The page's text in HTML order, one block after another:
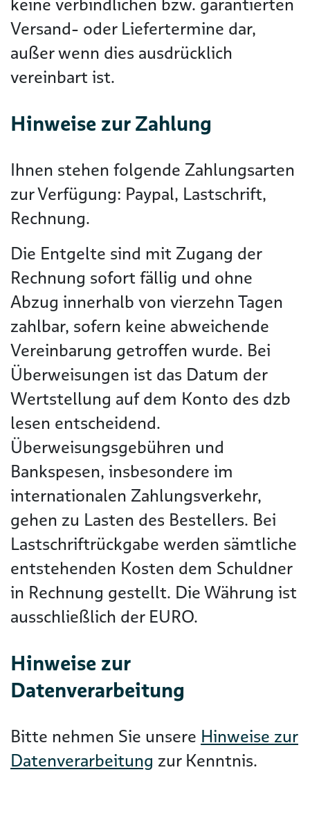
Versand- oder Liefertermine dar,
außer wenn dies ausdrücklich
vereinbart ist.
Hinweise zur Zahlung
Ihnen stehen folgende Zahlungsarten
zur Verfügung: Paypal, Lastschrift,
Rechnung.
Die Entgelte sind mit Zugang der
Rechnung sofort fällig und ohne
Abzug innerhalb von vierzehn Tagen
zahlbar, sofern keine abweichende
Vereinbarung getroffen wurde. Bei
Überweisungen ist das Datum der
Wertstellung auf dem Konto des dzb
lesen entscheidend.
Überweisungsgebühren und
Bankspesen, insbesondere im
internationalen Zahlungsverkehr,
gehen zu Lasten des Bestellers. Bei
Lastschriftrückgabe werden sämtliche
entstehenden Kosten dem Schuldner
in Rechnung gestellt. Die Währung ist
ausschließlich der EURO.
Hinweise zur
Datenverarbeitung
Bitte nehmen Sie unsere Hinweise zur
Datenverarbeitung zur Kenntnis.